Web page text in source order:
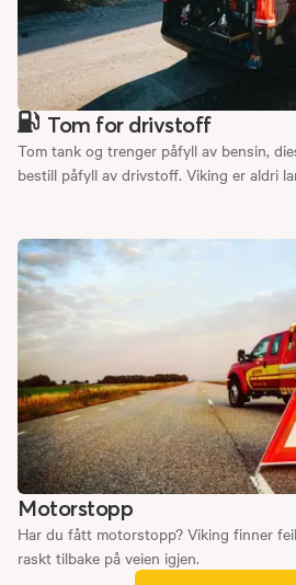
Tom for drivstoff
Tom tank og trenger påfyll av bensin,
bestill påfyll av drivstoff. Viking er aldri
Motorstopp
Har du fått motorstopp? Viking finner
raskt tilbake på veien igjen.